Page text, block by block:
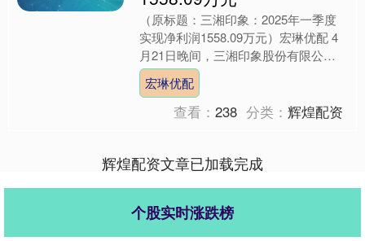
（原标题：三湘印象：2025年一季度
实现净利润1558.09万元）宏琳优配 4
月21日晚间，三湘印象股份有限公司
（股票代码：000863. SZ，以下简
称“三湘....
宏琳优配
查看：238 分类：辉煌配资
辉煌配资文章已加载完成
个股实时涨跌榜